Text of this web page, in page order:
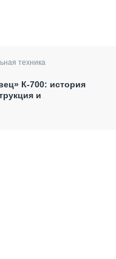
техника
К-700: история
и